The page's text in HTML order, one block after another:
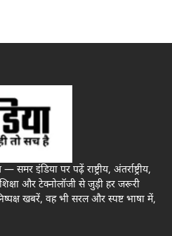
समर इंडिया पर पढ़ें राष्ट्रीय, अंतर्राष्ट्रीय,
और टेक्नोलॉजी से जुड़ी हर जरूरी
खबरें, वह भी सरल और स्पष्ट भाषा में,